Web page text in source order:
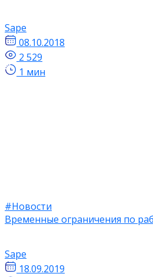
Sape
08.10.2018
2 529
1 мин
#Новости
Временные ограничения по
Sape
18.09.2019